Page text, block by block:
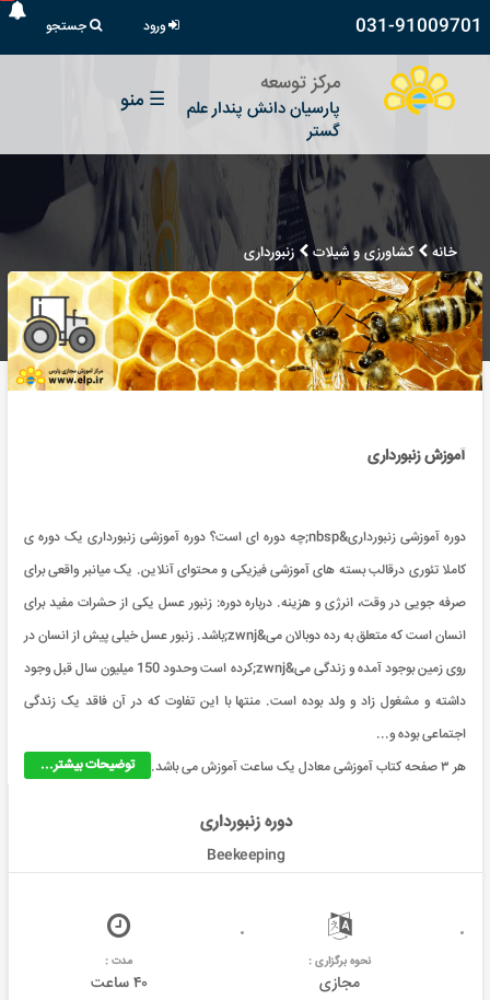
031-91009701 ورود جستجو
مرکز توسعه
پارسیان دانش پندار علم
گستر
☰ منو
خانه کشاورزی و شیلات زنبورداری
آموزش زنبورداری
دوره آموزشی زنبورداری&nbsp;چه دوره ای است؟ دوره آموزشی زنبورداری یک دوره ی
کاملا تئوری درقالب بسته های آموزشی فیزیکی و محتوای آنلاین. یک میانبر واقعی برای
صرفه جویی در وقت، انرژی و هزینه. درباره دوره: زنبور عسل یکی از حشرات مفید برای
انسان است که متعلق به رده دوبالان می&zwnj;باشد. زنبور عسل خیلی پیش از انسان در
روی زمین بوجود آمده و زندگی می&zwnj;کرده است وحدود 150 میلیون سال قبل وجود
داشته و مشغول زاد و ولد بوده است. منتها با این تفاوت که در آن فاقد یک زندگی
اجتماعی بوده و...
توضیحات بیشتر...
هر ۳ صفحه کتاب آموزشی معادل یک ساعت آموزش می باشد.
دوره زنبورداری
Beekeeping
نحوه برگزاری :
مجازی
مدت :
۴۰ ساعت